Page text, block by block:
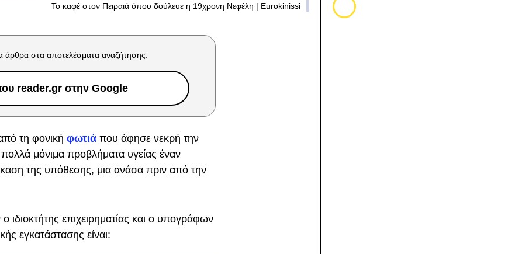
Το καφέ στον Πειραιά όπου δούλευε η 19χρονη Νεφέλη | Eurokinissi
άρθρα στα αποτελέσματα αναζήτησης.
reader.gr στην Google
τη φονική φωτιά που άφησε νεκρή την
πολλά μόνιμα προβλήματα υγείας έναν
της υπόθεσης, μια ανάσα πριν από την
ιδιοκτήτης επιχειρηματίας και ο υπογράφων
εγκατάστασης είναι: